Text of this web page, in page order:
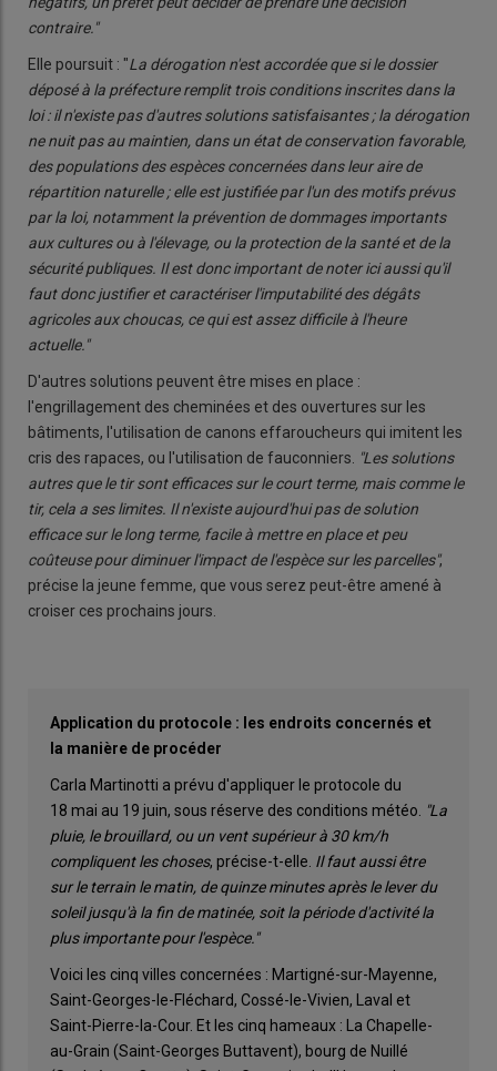
contraire."
Elle poursuit : "La dérogation n'est accordée que si le dossier
déposé à la préfecture remplit trois conditions inscrites dans la
loi : il n'existe pas d'autres solutions satisfaisantes ; la dérogation
ne nuit pas au maintien, dans un état de conservation favorable,
des populations des espèces concernées dans leur aire de
répartition naturelle ; elle est justifiée par l'un des motifs prévus
par la loi, notamment la prévention de dommages importants
aux cultures ou à l'élevage, ou la protection de la santé et de la
sécurité publiques. Il est donc important de noter ici aussi qu'il
faut donc justifier et caractériser l'imputabilité des dégâts
agricoles aux choucas, ce qui est assez difficile à l'heure
actuelle."
D'autres solutions peuvent être mises en place :
l'engrillagement des cheminées et des ouvertures sur les
bâtiments, l'utilisation de canons effaroucheurs qui imitent les
cris des rapaces, ou l'utilisation de fauconniers.
"Les solutions
autres que le tir sont efficaces sur le court terme, mais comme le
tir, cela a ses limites. Il n'existe aujourd'hui pas de solution
efficace sur le long terme, facile à mettre en place et peu
coûteuse pour diminuer l'impact de l'espèce sur les parcelles",
précise la jeune femme, que vous serez peut-être amené à
croiser ces prochains jours.
Application du protocole : les endroits concernés et
la manière de procéder
Carla Martinotti a prévu d'appliquer le protocole du
18 mai au 19 juin, sous réserve des conditions météo.
"La
pluie, le brouillard, ou un vent supérieur à 30 km/h
compliquent les choses, précise-t-elle. Il faut aussi être
sur le terrain le matin, de quinze minutes après le lever du
soleil jusqu'à la fin de matinée, soit la période d'activité la
plus importante pour l'espèce."
Voici les cinq villes concernées : Martigné-sur-Mayenne,
Saint-Georges-le-Fléchard, Cossé-le-Vivien, Laval et
Saint-Pierre-la-Cour. Et les cinq hameaux : La Chapelle-
au-Grain (Saint-Georges Buttavent), bourg de Nuillé